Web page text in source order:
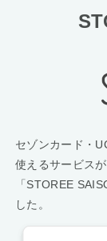
セゾンカード・
使えるサービス
「STOREE
した。